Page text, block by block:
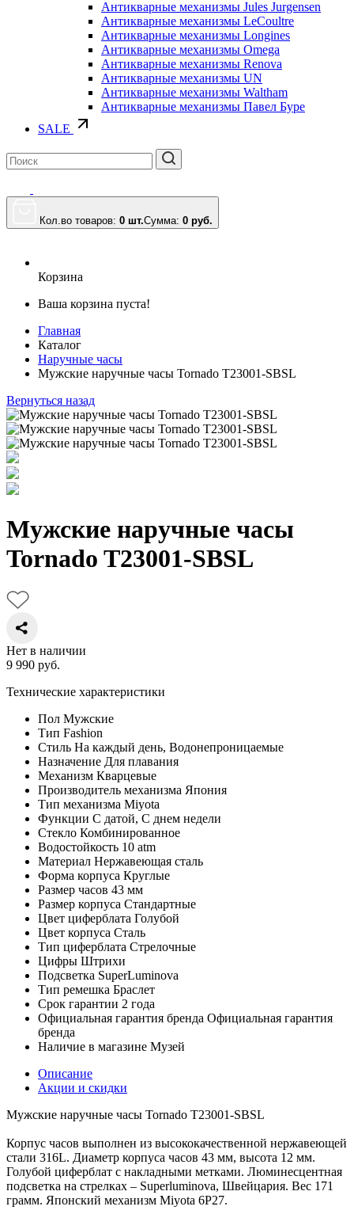
Антикварные механизмы Jules Jurgensen
Антикварные механизмы LeCoultre
Антикварные механизмы Longines
Антикварные механизмы Omega
Антикварные механизмы Renova
Антикварные механизмы UN
Антикварные механизмы Waltham
Антикварные механизмы Павел Буре
SALE
Кол.во товаров: 0 шт.Сумма: 0 руб.
Корзина
Ваша корзина пуста!
Главная
Каталог
Наручные часы
Мужские наручные часы Tornado T23001-SBSL
Вернуться назад
Мужские наручные часы
Tornado T23001-SBSL
Нет в наличии
9 990 руб.
Технические характеристики
Пол Мужские
Тип Fashion
Стиль На каждый день, Водонепроницаемые
Назначение Для плавания
Механизм Кварцевые
Производитель механизма Япония
Тип механизма Miyota
Функции С датой, С днем недели
Стекло Комбинированное
Водостойкость 10 atm
Материал Нержавеющая сталь
Форма корпуса Круглые
Размер часов 43 мм
Размер корпуса Стандартные
Цвет циферблата Голубой
Цвет корпуса Сталь
Тип циферблата Стрелочные
Цифры Штрихи
Подсветка SuperLuminova
Тип ремешка Браслет
Срок гарантии 2 года
Официальная гарантия бренда Официальная гарантия
бренда
Наличие в магазине Музей
Описание
Акции и скидки
Мужские наручные часы Tornado T23001-SBSL
Корпус часов выполнен из высококачественной нержавеющей
стали 316L. Диаметр корпуса часов 43 мм, высота 12 мм.
Голубой циферблат с накладными метками. Люминесцентная
подсветка на стрелках – Superluminova, Швейцария. Вес 171
грамм. Японский механизм Miyota 6P27.